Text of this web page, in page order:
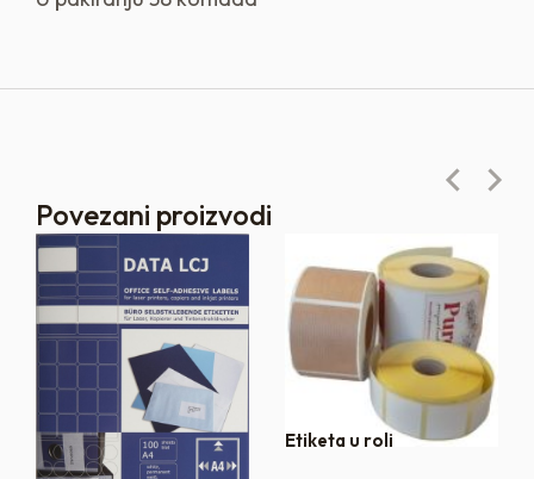
Povezani proizvodi
Etiketa u roli